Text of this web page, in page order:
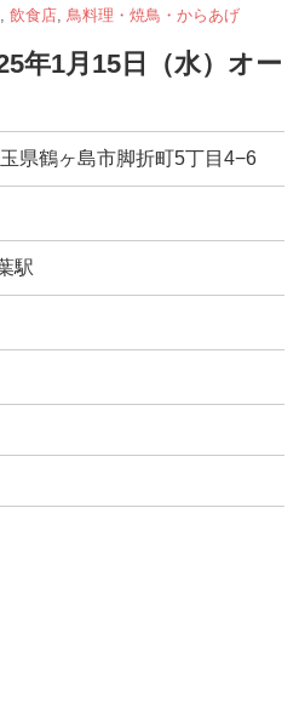
飲食店 鳥料理・焼鳥・からあげ
年1月15日（水）オー
県鶴ヶ島市脚折町5丁目4−6
駅